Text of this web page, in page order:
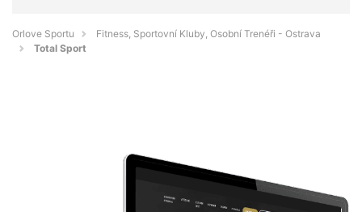
Orlove Sportu
Fitness, Sportovní Kluby, Osobní Trenéři - Ostrava
Total Sport